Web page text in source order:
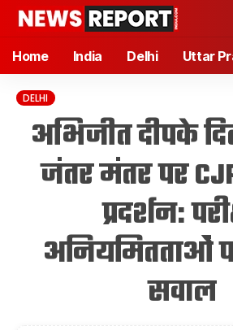
Home India Delhi Uttar
DELHI
अभिजीत दीपके
जंतर मंतर पर
प्रदर्शन:
अनियमितताओं
सवाल